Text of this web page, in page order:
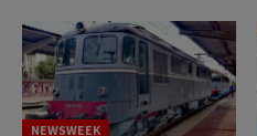
NEWSWEEK